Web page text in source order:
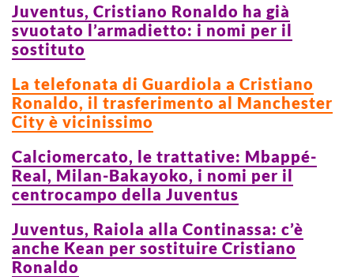
Juventus, Cristiano Ronaldo ha già
svuotato l’armadietto: i nomi per il
sostituto
La telefonata di Guardiola a Cristiano
Ronaldo, il trasferimento al Manchester
City è vicinissimo
Calciomercato, le trattative: Mbappé-
Real, Milan-Bakayoko, i nomi per il
centrocampo della Juventus
Juventus, Raiola alla Continassa: c’è
anche Kean per sostituire Cristiano
Ronaldo